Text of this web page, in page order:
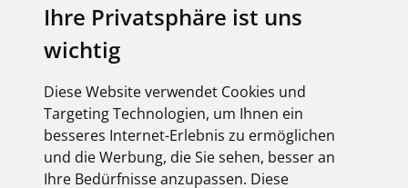
Ihre Privatsphäre ist uns
wichtig
Diese Website verwendet Cookies und
Targeting Technologien, um Ihnen ein
besseres Internet-Erlebnis zu ermöglichen
und die Werbung, die Sie sehen, besser an
Ihre Bedürfnisse anzupassen. Diese